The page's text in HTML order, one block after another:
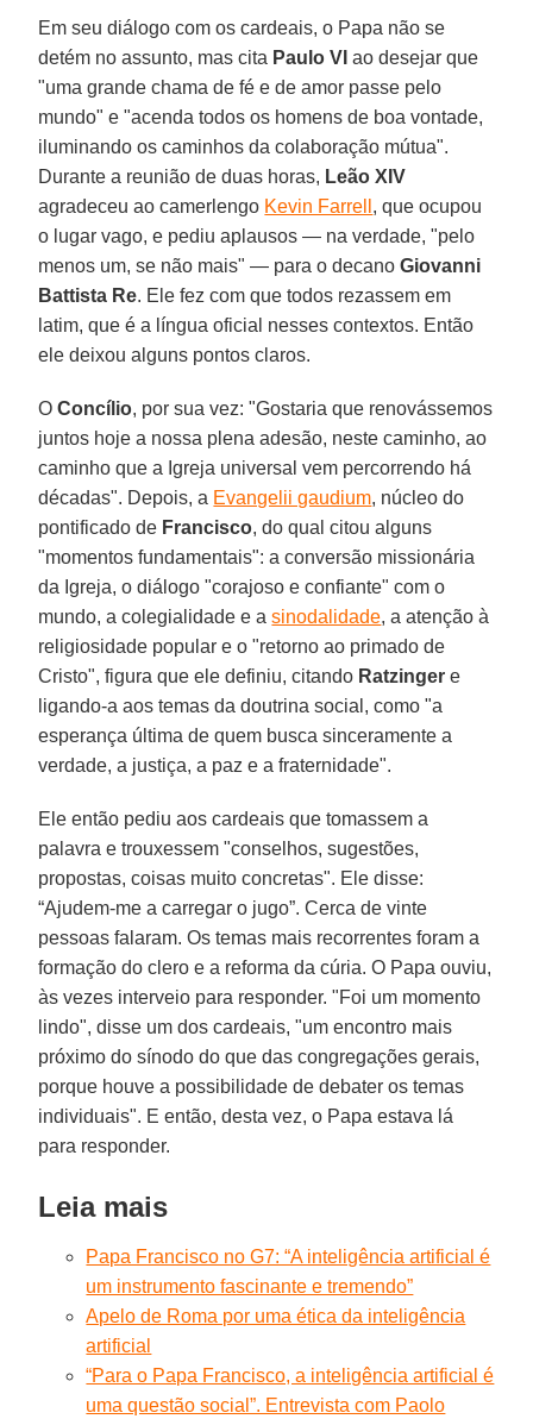
Em seu diálogo com os cardeais, o Papa não se
detém no assunto, mas cita Paulo VI ao desejar que
"uma grande chama de fé e de amor passe pelo
mundo" e "acenda todos os homens de boa vontade,
iluminando os caminhos da colaboração mútua".
Durante a reunião de duas horas, Leão XIV
agradeceu ao camerlengo Kevin Farrell , que ocupou
o lugar vago, e pediu aplausos — na verdade, "pelo
menos um, se não mais" — para o decanoGiovanni
Battista Re. Ele fez com que todos rezassem em
latim, que é a língua oficial nesses contextos. Então
ele deixou alguns pontos claros.
OConcílio, por sua vez: "Gostaria que renovássemos
juntos hoje a nossa plena adesão, neste caminho, ao
caminho que a Igreja universal vem percorrendo há
décadas". Depois, a Evangelii gaudium, núcleo do
pontificado de Francisco, do qual citou alguns
"momentos fundamentais": a conversão missionária
da Igreja, o diálogo "corajoso e confiante" com o
mundo, a colegialidade e asinodalidade, a atenção à
religiosidade popular e o "retorno ao primado de
Cristo", figura que ele definiu, citando Ratzinger e
ligando-a aos temas da doutrina social, como "a
esperança última de quem busca sinceramente a
verdade, a justiça, a paz e a fraternidade".
Ele então pediu aos cardeais que tomassem a
palavra e trouxessem "conselhos, sugestões,
propostas, coisas muito concretas". Ele disse:
“Ajudem-me a carregar o jugo”. Cerca de vinte
pessoas falaram. Os temas mais recorrentes foram a
formação do clero e a reforma da cúria. O Papa ouviu,
às vezes interveio para responder. "Foi um momento
lindo", disse um dos cardeais, "um encontro mais
próximo do sínodo do que das congregações gerais,
porque houve a possibilidade de debater os temas
individuais". E então, desta vez, o Papa estava lá
para responder.
Leia mais
Papa Francisco no G7: “A inteligência artificial é
um instrumento fascinante e tremendo”
Apelo de Roma por uma ética da inteligência
artificial
“Para o Papa Francisco, a inteligência artificial é
uma questão social”. Entrevista com Paolo